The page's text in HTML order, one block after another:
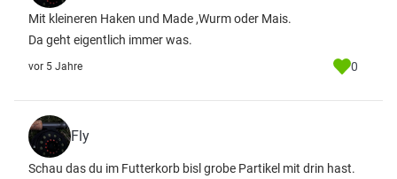
Mit kleineren Haken und Made ,Wurm oder Mais.
Da geht eigentlich immer was.
vor 5 Jahre 0
Fly
Schau das du im Futterkorb bisl grobe Partikel mit drin hast.